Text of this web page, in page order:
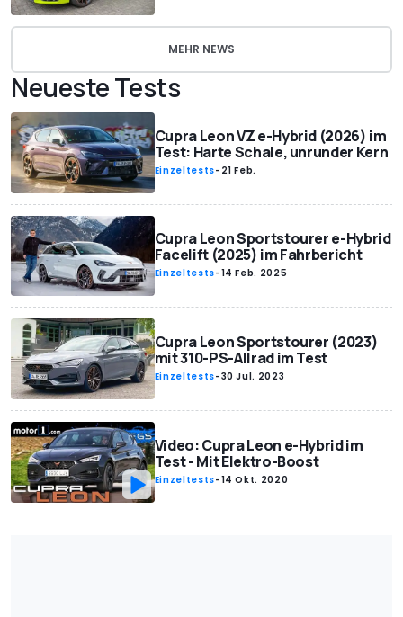
MEHR NEWS
Neueste Tests
Cupra Leon VZ e-Hybrid (2026) im
Test: Harte Schale, unrunder Kern
Einzeltests- 21 Feb.
Cupra Leon Sportstourer e-Hybrid
Facelift (2025) im Fahrbericht
Einzeltests-14 Feb. 2025
Cupra Leon Sportstourer (2023)
mit 310-PS-Allrad im Test
Einzeltests-30 Jul. 2023
Video: Cupra Leon e-Hybrid im
Test - Mit Elektro-Boost
Einzeltests-14 Okt. 2020